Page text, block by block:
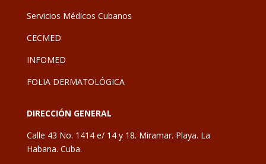
Servicios Médicos Cubanos
CECMED
INFOMED
FOLIA DERMATOLÓGICA
DIRECCIÓN GENERAL
Calle 43 No. 1414 e/ 14 y 18. Miramar. Playa. La
Habana. Cuba.